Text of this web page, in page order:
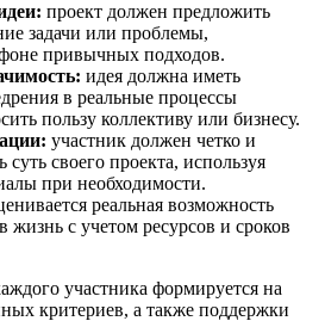
проект должен предложить
задачи или проблемы,
привычных подходов.
идея должна иметь
в реальные процессы
пользу коллективу или бизнесу.
участник должен четко и
суть своего проекта, используя
при необходимости.
реальная возможность
с учетом ресурсов и сроков
участника формируется на
критериев, а также поддержки